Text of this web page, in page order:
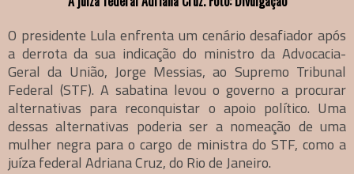
O presidente Lula enfrenta um cenário desafiador após
a derrota da sua indicação do ministro da Advocacia-
Geral da União, Jorge Messias, ao Supremo Tribunal
Federal (STF). A sabatina levou o governo a procurar
alternativas para reconquistar o apoio político. Uma
dessas alternativas poderia ser a nomeação de uma
mulher negra para o cargo de ministra do STF, como a
juíza federal Adriana Cruz, do Rio de Janeiro.